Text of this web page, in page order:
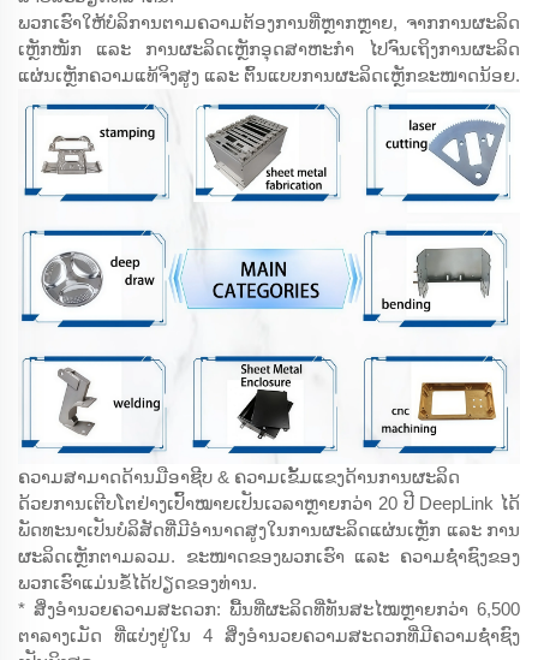
ພວກເຮົາໃຫ້ບໍລິການຕາມຄວາມຕ້ອງການທີ່ຫຼາກຫຼາຍ, ຈາກການຜະລິດ
ເຫຼັກໜັກ ແລະ ການຜະລິດເຫຼັກອຸດສາຫະກຳ ໄປຈົນເຖິງການຜະລິດ
ແຜ່ນເຫຼັກຄວາມແທ້ຈິງສູງ ແລະ ຕົ້ນແບບການຜະລິດເຫຼັກຂະໜາດນ້ອຍ.
ຄວາມສາມາດດ້ານມືອາຊີບ & ຄວາມເຂັ້ມແຂງດ້ານການຜະລິດ
ດ້ວຍການເຕີບໂຕຢ່າງເປົ້າໝາຍເປັນເວລາຫຼາຍກວ່າ 20 ປີ DeepLink ໄດ້
ພັດທະນາເປັນບໍລິສັດທີ່ມີອຳນາດສູງໃນການຜະລິດແຜ່ນເຫຼັກ ແລະ ການ
ຜະລິດເຫຼັກຕາມລວມ. ຂະໜາດຂອງພວກເຮົາ ແລະ ຄວາມຊ່ຳຊົງຂອງ
ພວກເຮົາແມ່ນຂໍ້ໄດ້ປຽດຂອງທ່ານ.
* ສິ່ງອຳນວຍຄວາມສະດວກ: ພື້ນທີ່ຜະລິດທີ່ທັນສະໄໝຫຼາຍກວ່າ 6,500
ຕາລາງເມັດ ທີ່ແບ່ງຢູ່ໃນ 4 ສິ່ງອຳນວຍຄວາມສະດວກທີ່ມີຄວາມຊ່ຳຊົງ